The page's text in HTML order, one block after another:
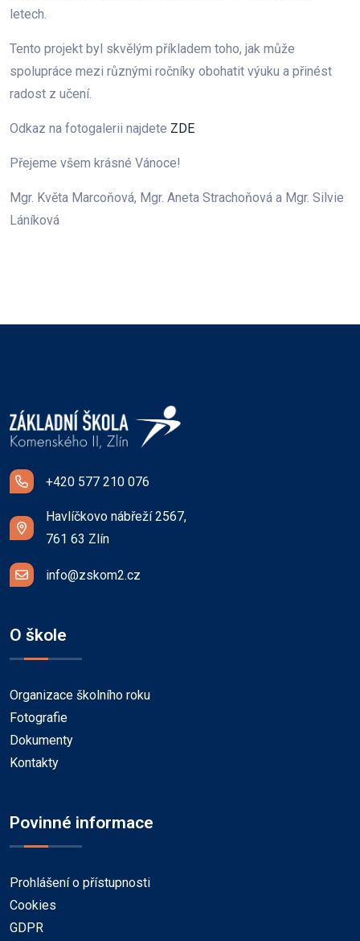
letech.
Tento projekt byl skvělým příkladem toho, jak může
spolupráce mezi různými ročníky obohatit výuku a přinést
radost z učení.
Odkaz na fotogalerii najdete ZDE
Přejeme všem krásné Vánoce!
Mgr. Květa Marcoňová, Mgr. Aneta Strachoňová a Mgr. Silvie
Láníková
+420 577 210 076
Havlíčkovo nábřeží 2567,
761 63 Zlín
info@zskom2.cz
O škole
Organizace školního roku
Fotografie
Dokumenty
Kontakty
Povinné informace
Prohlášení o přístupnosti
Cookies
GDPR